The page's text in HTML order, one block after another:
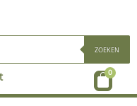
ZOEKEN
0